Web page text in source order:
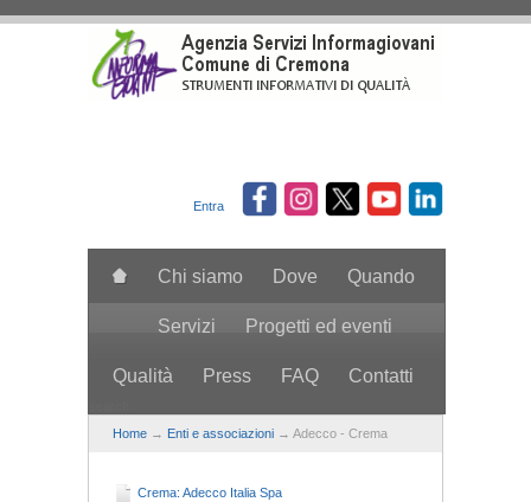
Entra
Chi siamo Dove Quando
Servizi Progetti ed eventi
Qualità Press FAQ Contatti
Home → Enti e associazioni → Adecco - Crema
Crema: Adecco Italia Spa